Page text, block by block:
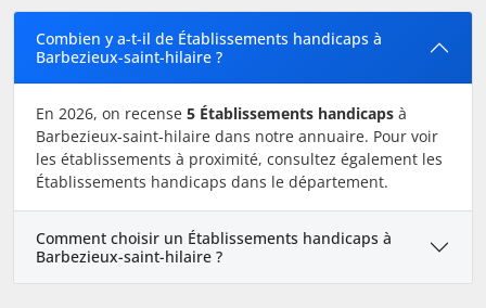
Combien y a-t-il de Établissements handicaps à
Barbezieux-saint-hilaire ?
En 2026, on recense 5 Établissements handicaps à
Barbezieux-saint-hilaire dans notre annuaire. Pour voir
les établissements à proximité, consultez également les
Établissements handicaps dans le département.
Comment choisir un Établissements handicaps à
Barbezieux-saint-hilaire ?